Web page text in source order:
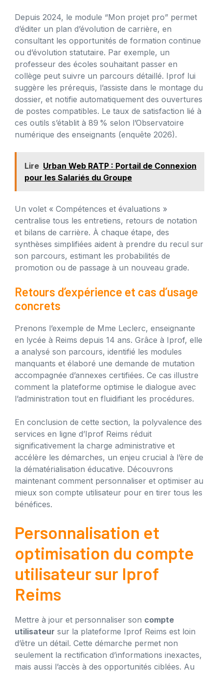
Depuis 2024, le module “Mon projet pro” permet
d’éditer un plan d’évolution de carrière, en
consultant les opportunités de formation continue
ou d’évolution statutaire. Par exemple, un
professeur des écoles souhaitant passer en
collège peut suivre un parcours détaillé. Iprof lui
suggère les prérequis, l’assiste dans le montage du
dossier, et notifie automatiquement des ouvertures
de postes compatibles. Le taux de satisfaction lié à
ces outils s’établit à 89 % selon l’Observatoire
numérique des enseignants (enquête 2026).
Lire Urban Web RATP : Portail de Connexion
pour les Salariés du Groupe
Un volet « Compétences et évaluations »
centralise tous les entretiens, retours de notation
et bilans de carrière. À chaque étape, des
synthèses simplifiées aident à prendre du recul sur
son parcours, estimant les probabilités de
promotion ou de passage à un nouveau grade.
Retours d’expérience et cas d’usage
concrets
Prenons l’exemple de Mme Leclerc, enseignante
en lycée à Reims depuis 14 ans. Grâce à Iprof, elle
a analysé son parcours, identifié les modules
manquants et élaboré une demande de mutation
accompagnée d’annexes certifiées. Ce cas illustre
comment la plateforme optimise le dialogue avec
l’administration tout en fluidifiant les procédures.
En conclusion de cette section, la polyvalence des
services en ligne d’Iprof Reims réduit
significativement la charge administrative et
accélère les démarches, un enjeu crucial à l’ère de
la dématérialisation éducative. Découvrons
maintenant comment personnaliser et optimiser au
mieux son compte utilisateur pour en tirer tous les
bénéfices.
Personnalisation et
optimisation du compte
utilisateur sur Iprof
Reims
Mettre à jour et personnaliser son compte
utilisateur sur la plateforme Iprof Reims est loin
d’être un détail. Cette démarche permet non
seulement la rectification d’informations inexactes,
mais aussi l’accès à des opportunités ciblées. Au